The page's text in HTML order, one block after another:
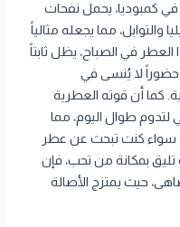
في كمبوديا، يحمل نفحات
والتوابل، مما يجعله مثالياً
العطر في الصباح، يظل ثابتاً
حضوراً لا يُنسى في
كما أن قوته العطرية
طوال اليوم، مما
سواء كنت تبحث عن عطر
بمكانة من تحب، فإن
حيث يمتزج الأصالة